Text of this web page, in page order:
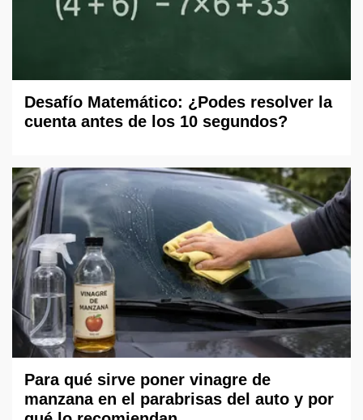
Desafío Matemático: ¿Podes resolver la
cuenta antes de los 10 segundos?
Para qué sirve poner vinagre de
manzana en el parabrisas del auto y por